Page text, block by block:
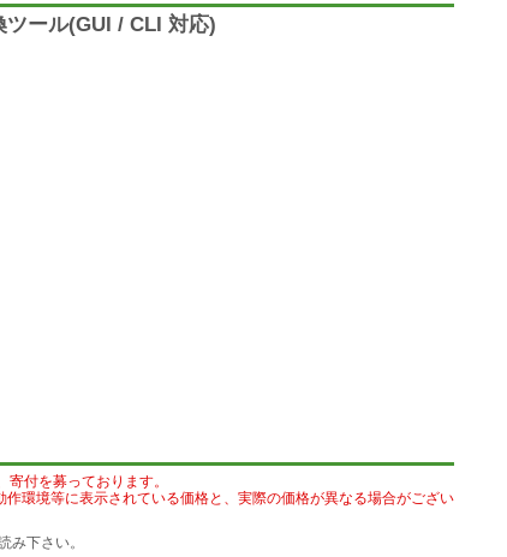
ール(GUI / CLI 対応)
付を募っております。
環境等に表示されている価格と、実際の価格が異なる場合がござい
み下さい。